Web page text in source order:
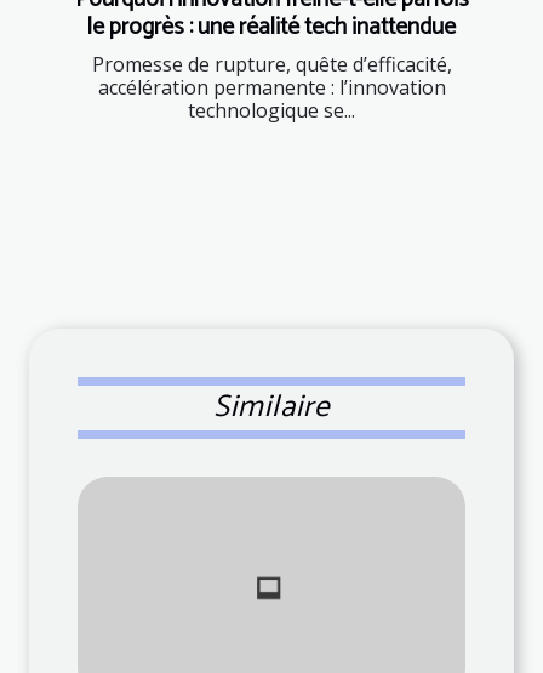
le progrès : une réalité tech inattendue
Promesse de rupture, quête d’efficacité,
accélération permanente : l’innovation
technologique se...
Similaire